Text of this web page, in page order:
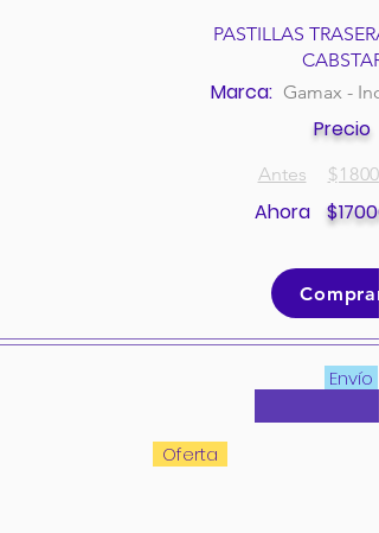
PASTILLAS
CABSTAR
Marca: Gamax -
Precio
Antes $
Ahora $
Comprar
Envío
Oferta